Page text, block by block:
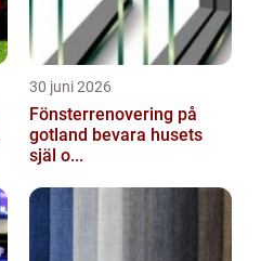
30 juni 2026
Fönsterrenovering på
gotland bevara husets
själ o...